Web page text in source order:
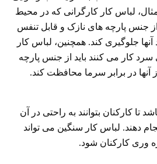
لباس کار کارگرانی که در محیط
جنس پارچه های نازک و قابل تنفس
جلوگیری کند. همچنین، لباس کار
کار می کنند باید از جنس پارچه
در برابر سرما محافظت کند.
تا کارکنان بتوانند به راحتی در آن
دهند. لباس کار سنگین می تواند
وری کارکنان شود.